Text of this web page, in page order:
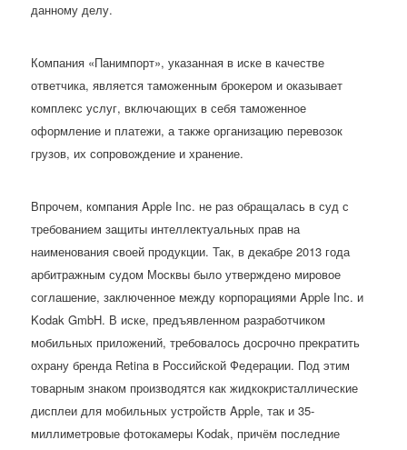
данному делу.
Компания «Панимпорт», указанная в иске в качестве
ответчика, является таможенным брокером и оказывает
комплекс услуг, включающих в себя таможенное
оформление и платежи, а также организацию перевозок
грузов, их сопровождение и хранение.
Впрочем, компания Apple Inc. не раз обращалась в суд с
требованием защиты интеллектуальных прав на
наименования своей продукции. Так, в декабре 2013 года
арбитражным судом Москвы было утверждено мировое
соглашение, заключенное между корпорациями Apple Inc. и
Kodak GmbH. В иске, предъявленном разработчиком
мобильных приложений, требовалось досрочно прекратить
охрану бренда Retina в Российской Федерации. Под этим
товарным знаком производятся как жидкокристаллические
дисплеи для мобильных устройств Apple, так и 35-
миллиметровые фотокамеры Kodak, причём последние